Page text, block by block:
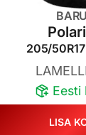
205/
Eesti
LISA